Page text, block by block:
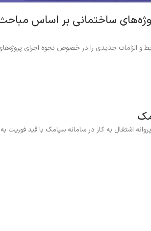
ساختمانی بر اساس
و الزامات جدیدی را در خصوص نحوه اجرای
اشتغال به کار در سامانه سپامک با قید فوریت